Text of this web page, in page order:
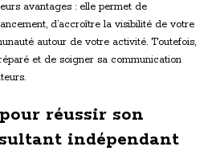
avantages : elle permet de
d’accroître la visibilité de votre
autour de votre activité. Toutefois,
et de soigner sa communication
réussir son
indépendant